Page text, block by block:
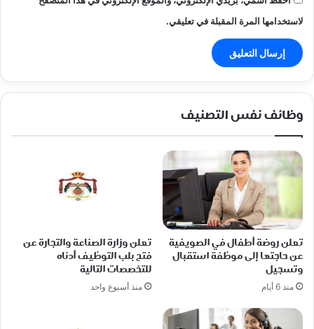
لاستخدامها المرة المقبلة في تعليقي.
وظائف نفس التصنيف
تعلن روضة أطفال في الصويفية
عن حاجتها إلى موظفة استقبال
وتسجيل
منذ 6 أيام
تعلن وزارة الصناعة والتجارة عن
فتح بلب التوظيف أدناه
للتخصصات التالية
منذ أسبوع واحد